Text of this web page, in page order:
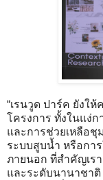
“เรนวูด ปาร์ค ยังใ
โครงการ ทั้งในแง่ก
และการช่วยเหลือชุ
ระบบสูบน้ำ หรือกา
ภายนอก ที่สำคัญเร
และระดับนานาชาติ